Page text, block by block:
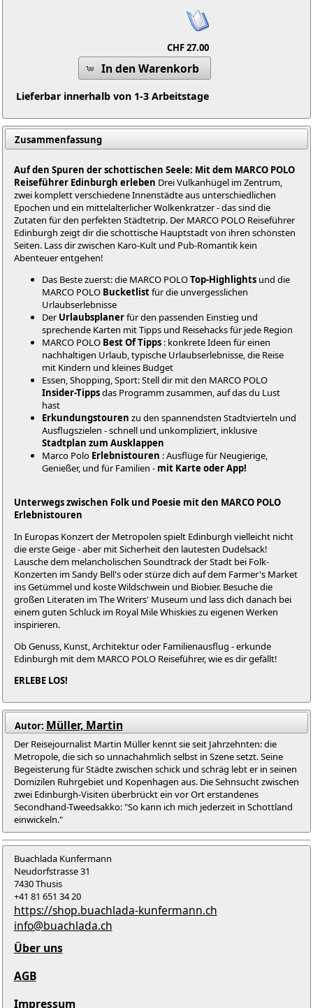
CHF 27.00
In den Warenkorb
Lieferbar innerhalb von 1-3 Arbeitstage
Zusammenfassung
Auf den Spuren der schottischen Seele: Mit dem MARCO POLO
Reiseführer Edinburgh erleben Drei Vulkanhügel im Zentrum,
zwei komplett verschiedene Innenstädte aus unterschiedlichen
Epochen und ein mittelalterlicher Wolkenkratzer - das sind die
Zutaten für den perfekten Städtetrip. Der MARCO POLO Reiseführer
Edinburgh zeigt dir die schottische Hauptstadt von ihren schönsten
Seiten. Lass dir zwischen Karo-Kult und Pub-Romantik kein
Abenteuer entgehen!
Das Beste zuerst: die MARCO POLOTop-Highlightsund die
MARCO POLO Bucketlistfür die unvergesslichen
Urlaubserlebnisse
DerUrlaubsplanerfür den passenden Einstieg und
sprechende Karten mit Tipps und Reisehacks für jede Region
MARCO POLO Best Of Tipps: konkrete Ideen für einen
nachhaltigen Urlaub, typische Urlaubserlebnisse, die Reise
mit Kindern und kleines Budget
Essen, Shopping, Sport: Stell dir mit den MARCO POLO
Insider-Tippsdas Programm zusammen, auf das du Lust
hast
Erkundungstouren zu den spannendsten Stadtvierteln und
Ausflugszielen - schnell und unkompliziert, inklusive
Stadtplan zum Ausklappen
Marco Polo Erlebnistouren : Ausflüge für Neugierige,
Genießer, und für Familien - mit Karte oder App!
Unterwegs zwischen Folk und Poesie mit den MARCO POLO
Erlebnistouren
In Europas Konzert der Metropolen spielt Edinburgh vielleicht nicht
die erste Geige - aber mit Sicherheit den lautesten Dudelsack!
Lausche dem melancholischen Soundtrack der Stadt bei Folk-
Konzerten im Sandy Bell's oder stürze dich auf dem Farmer's Market
ins Getümmel und koste Wildschwein und Biobier. Besuche die
großen Literaten im The Writers' Museum und lass dich danach bei
einem guten Schluck im Royal Mile Whiskies zu eigenen Werken
inspirieren.
Ob Genuss, Kunst, Architektur oder Familienausflug - erkunde
Edinburgh mit dem MARCO POLO Reiseführer, wie es dir gefällt!
ERLEBE LOS!
Autor: Müller, Martin
Der Reisejournalist Martin Müller kennt sie seit Jahrzehnten: die
Metropole, die sich so unnachahmlich selbst in Szene setzt. Seine
Begeisterung für Städte zwischen schick und schräg lebt er in seinen
Domizilen Ruhrgebiet und Kopenhagen aus. Die Sehnsucht zwischen
zwei Edinburgh-Visiten überbrückt ein vor Ort erstandenes
Secondhand-Tweedsakko: "So kann ich mich jederzeit in Schottland
einwickeln."
Buachlada Kunfermann
Neudorfstrasse 31
7430 Thusis
+41 81 651 34 20
https://shop.buachlada-kunfermann.ch
info@buachlada.ch
Über uns
AGB
Impressum